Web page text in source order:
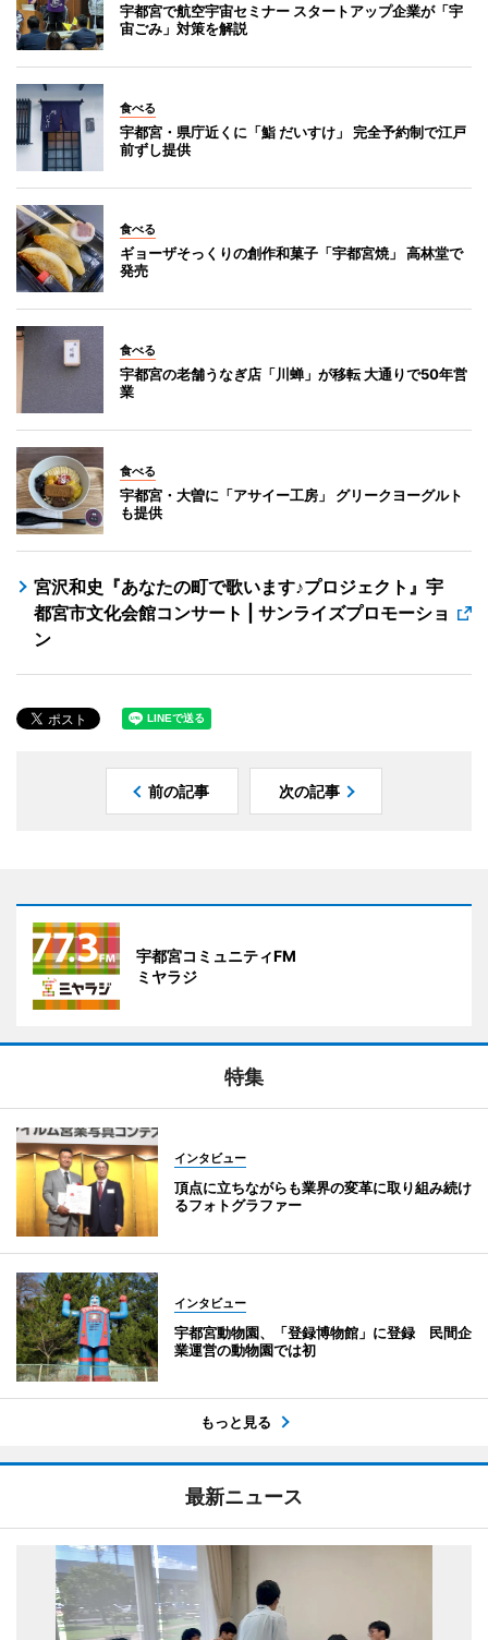
宇都宮で航空宇宙セミナー スタートアップ企業が「宇
宙ごみ」対策を解説
食べる
宇都宮・県庁近くに「鮨 だいすけ」 完全予約制で江戸
前ずし提供
食べる
ギョーザそっくりの創作和菓子「宇都宮焼」 高林堂で
発売
食べる
宇都宮の老舗うなぎ店「川蝉」が移転 大通りで50年営
業
食べる
宇都宮・大曽に「アサイー工房」 グリークヨーグルト
も提供
宮沢和史『あなたの町で歌います♪プロジェクト』宇
都宮市文化会館コンサート | サンライズプロモーショ
ン
前の記事 次の記事
宇都宮コミュニティFM
ミヤラジ
特集
インタビュー
頂点に立ちながらも業界の変革に取り組み続け
るフォトグラファー
インタビュー
宇都宮動物園、「登録博物館」に登録 民間企
業運営の動物園では初
もっと見る
最新ニュース